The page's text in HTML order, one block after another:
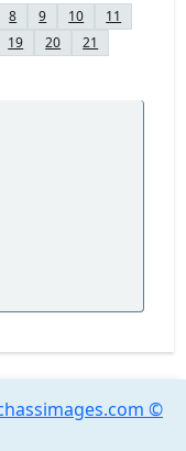
8 9 10
11
19 20
21
©